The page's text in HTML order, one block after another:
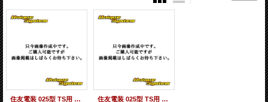
住友電装 025型 TS用 オス端子圧着済み電線×1本 (L寸=250mm/AVSS0.3SQ) 住友電装 025型 TS用 メス端子圧着済み電線×1本 (L寸=250mm/AVSS0.3SQ)